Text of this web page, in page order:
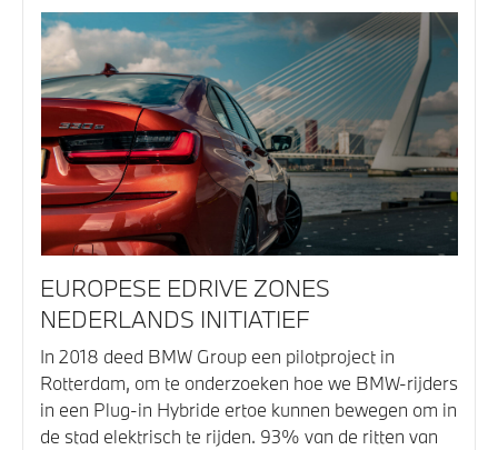
EUROPESE EDRIVE ZONES
NEDERLANDS INITIATIEF
In 2018 deed BMW Group een pilotproject in
Rotterdam, om te onderzoeken hoe we BMW-rijders
in een Plug-in Hybride ertoe kunnen bewegen om in
de stad elektrisch te rijden. 93% van de ritten van